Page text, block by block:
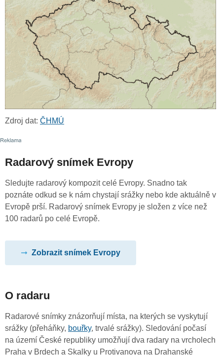
Zdroj dat: ČHMÚ
Radarový snímek Evropy
Sledujte radarový kompozit celé Evropy. Snadno tak
poznáte odkud se k nám chystají srážky nebo kde aktuálně v
Evropě prší. Radarový snímek Evropy je složen z více než
100 radarů po celé Evropě.
Zobrazit snímek Evropy
O radaru
Radarové snímky znázorňují místa, na kterých se vyskytují
srážky (přeháňky, bouřky, trvalé srážky). Sledování počasí
na území České republiky umožňují dva radary na vrcholech
Praha v Brdech a Skalky u Protivanova na Drahanské